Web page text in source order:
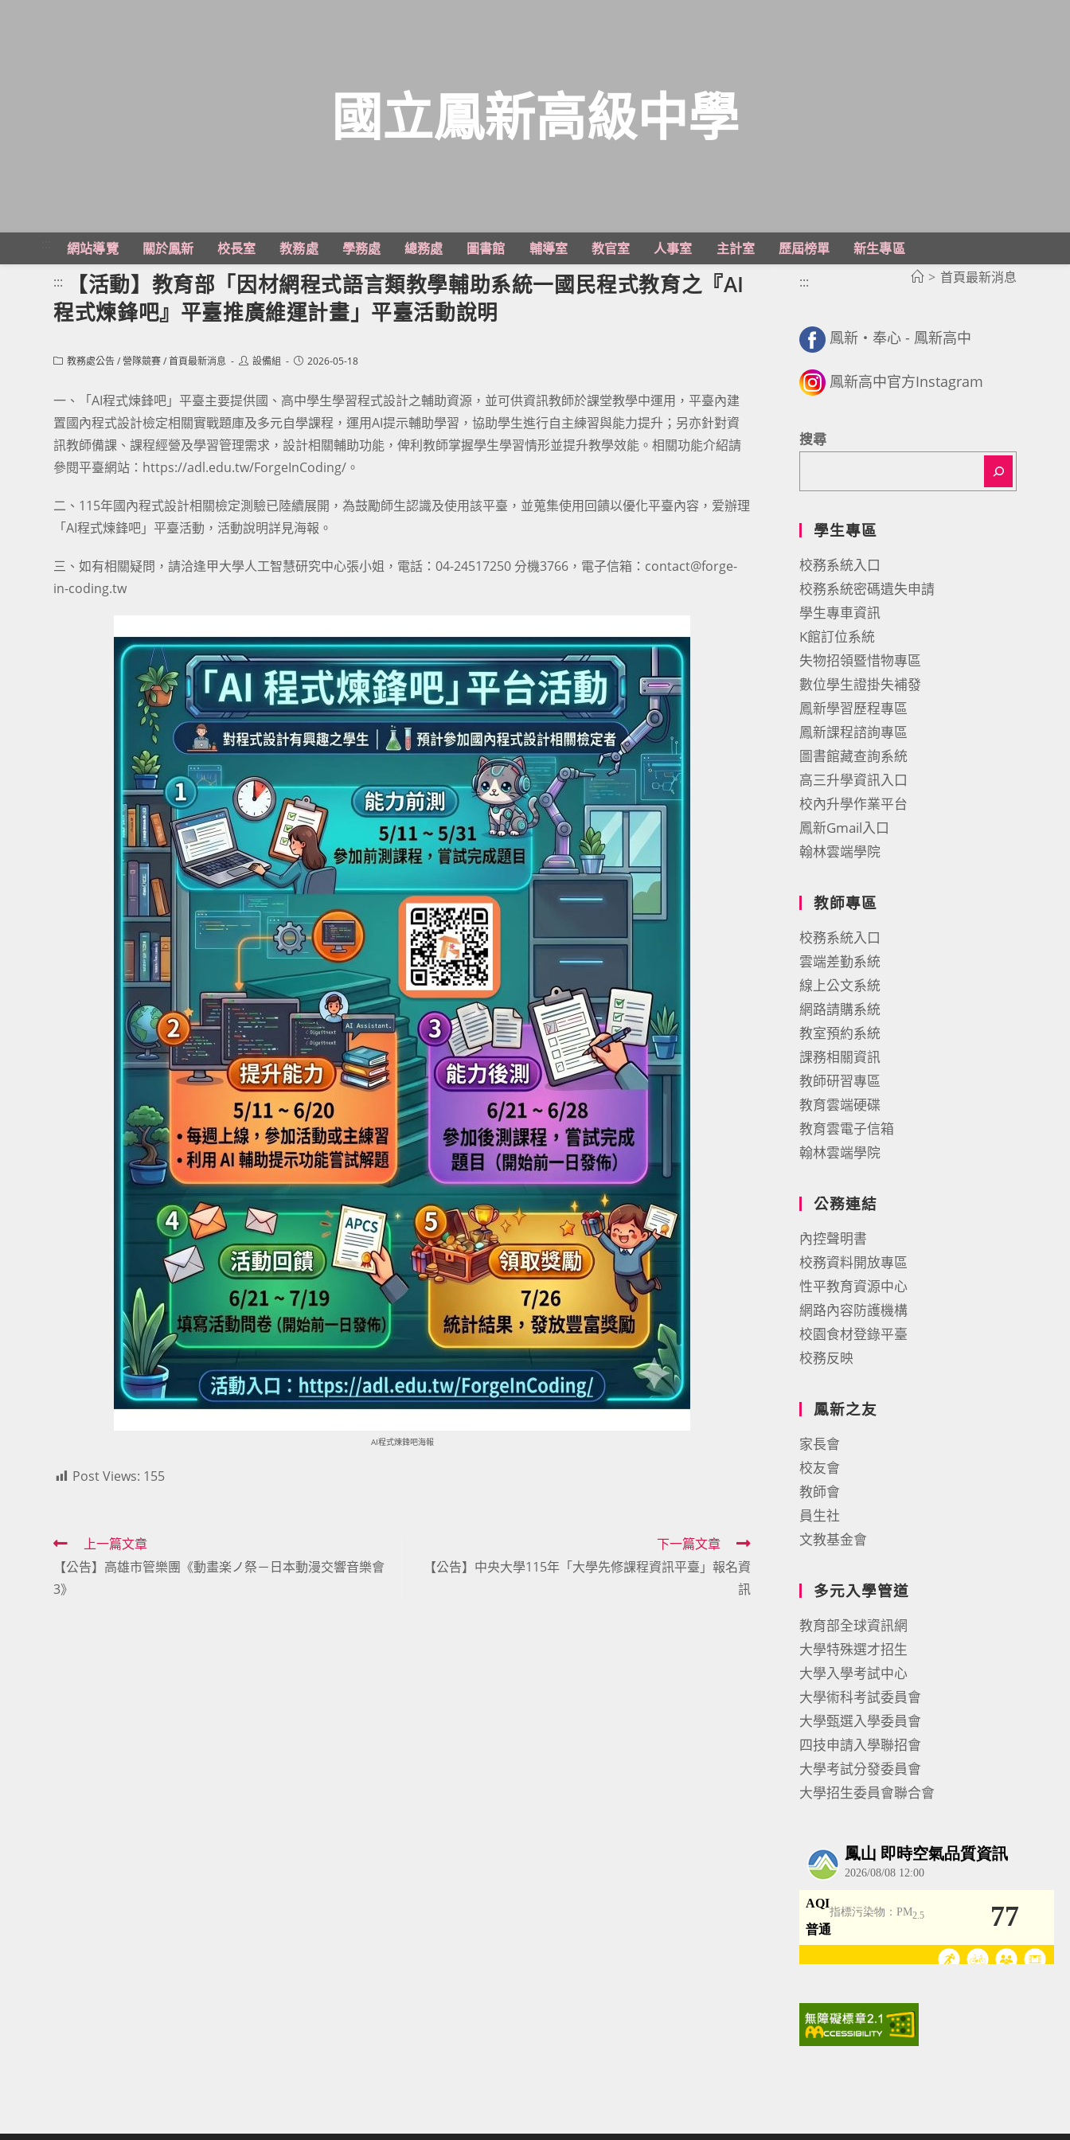
主
國立鳳新高級中學
網站導覽 關於鳳新 校長室 教務處 學務處 總務處 圖書館 輔導室 教官室 人事室 主計室 歷屆榜單
新生專區
> 首頁最新消息
:::
【活動】教育部「因材網程式語言類教學輔助系統一國民程式教育之『AI
程式煉鋒吧』平臺推廣維運計畫」平臺活動說明
Post教務處公告/營隊競賽/首頁最新消息
Post設備組
Post2026-05-18
一、「AI程式煉鋒吧」平臺主要提供國、高中學生學習程式設計之輔助資源，並可供資訊教師於課堂教學中運用，平臺內建
置國內程式設計檢定相關實戰題庫及多元自學課程，運用AI提示輔助學習，協助學生進行自主練習與能力提升；另亦針對資
訊教師備課、課程經營及學習管理需求，設計相關輔助功能，俾利教師掌握學生學習情形並提升教學效能。相關功能介紹請
參閱平臺網站：https://adl.edu.tw/ForgeInCoding/。
二、115年國內程式設計相關檢定測驗已陸續展開，為鼓勵師生認識及使用該平臺，並蒐集使用回饋以優化平臺內容，爱辦理
「AI程式煉鋒吧」平臺活動，活動說明詳見海報。
三、如有相關疑問，請洽逢甲大學人工智慧研究中心張小姐，電話：04-24517250 分機3766，電子信箱：contact@forge-
in-coding.tw
AI程式煉鋒吧海報
Post Views: 155
Read
more
articles
上一篇文章
【公告】高雄市管樂團《動畫楽ノ祭－日本動漫交響音樂會
3》
下一篇文章
【公告】中央大學115年「大學先修課程資訊平臺」報名資
訊
:::
鳳新・奉心 - 鳳新高中
鳳新高中官方Instagram
搜尋
學生專區
校務系統入口
校務系統密碼遺失申請
學生專車資訊
K館訂位系統
失物招領暨惜物專區
數位學生證掛失補發
鳳新學習歷程專區
鳳新課程諮詢專區
圖書館藏查詢系統
高三升學資訊入口
校內升學作業平台
鳳新Gmail入口
翰林雲端學院
教師專區
校務系統入口
雲端差勤系統
線上公文系統
網路請購系統
教室預約系統
課務相關資訊
教師研習專區
教育雲端硬碟
教育雲電子信箱
翰林雲端學院
公務連結
內控聲明書
校務資料開放專區
性平教育資源中心
網路內容防護機構
校園食材登錄平臺
校務反映
鳳新之友
家長會
校友會
教師會
員生社
文教基金會
多元入學管道
教育部全球資訊網
大學特殊選才招生
大學入學考試中心
大學術科考試委員會
大學甄選入學委員會
四技申請入學聯招會
大學考試分發委員會
大學招生委員會聯合會